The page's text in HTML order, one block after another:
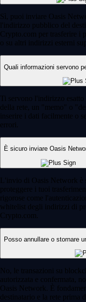
Sì, puoi inviare Oasis
l'indirizzo pubblico del
Crypto.com per trasferire i
o su altri indirizzi esterni
Quali informazioni servono
Ti servono l'indirizzo
della rete, un "memo" o
inserire i dati facilmente o
errori.
È sicuro inviare Oasis
L'invio di Oasis Network è
proteggere i tuoi
rigorose come
whitelist degli indirizzi di
Crypto.com.
Posso annullare o stornare
No, le transazioni su
autorizzata e confermata,
Oasis Network. È
destinatario e la rete prima